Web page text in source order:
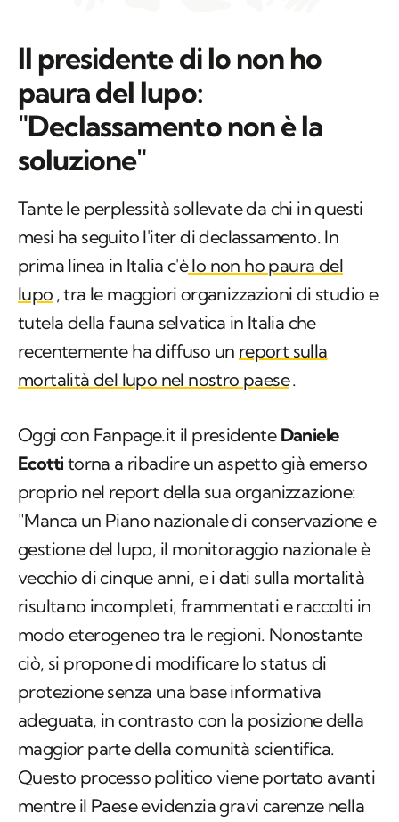
Il presidente di Io non ho
paura del lupo:
"Declassamento non è la
soluzione"
Tante le perplessità sollevate da chi in questi
mesi ha seguito l'iter di declassamento. In
prima linea in Italia c'èIo non ho paura del
lupo , tra le maggiori organizzazioni di studio e
tutela della fauna selvatica in Italia che
recentemente ha diffuso un report sulla
mortalità del lupo nel nostro paese.
Oggi con Fanpage.it il presidente Daniele
Ecotti torna a ribadire un aspetto già emerso
proprio nel report della sua organizzazione:
"Manca un Piano nazionale di conservazione e
gestione del lupo, il monitoraggio nazionale è
vecchio di cinque anni, e i dati sulla mortalità
risultano incompleti, frammentati e raccolti in
modo eterogeneo tra le regioni. Nonostante
ciò, si propone di modificare lo status di
protezione senza una base informativa
adeguata, in contrasto con la posizione della
maggior parte della comunità scientifica.
Questo processo politico viene portato avanti
mentre il Paese evidenzia gravi carenze nella